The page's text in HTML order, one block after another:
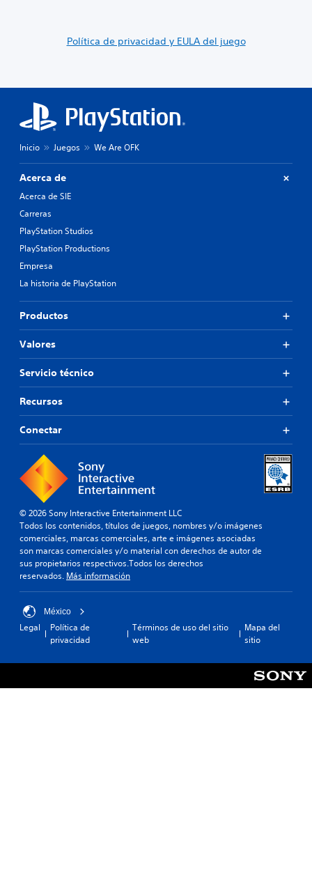
Política de privacidad y EULA del juego
Inicio Juegos We Are OFK
Acerca de
Acerca de SIE
Carreras
PlayStation Studios
PlayStation Productions
Empresa
La historia de PlayStation
Productos
Valores
Servicio técnico
Recursos
Conectar
© 2026 Sony Interactive Entertainment LLC
Todos los contenidos, títulos de juegos, nombres y/o imágenes
comerciales, marcas comerciales, arte e imágenes asociadas
son marcas comerciales y/o material con derechos de autor de
sus propietarios respectivos.Todos los derechos
reservados. Más información
México
Legal
Política de
privacidad
Términos de uso del sitio
web
Mapa del
sitio